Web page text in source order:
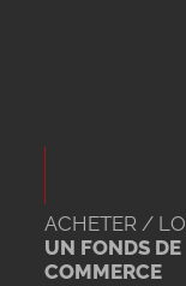
ACHETER /
UN FONDS DE
COMMERCE